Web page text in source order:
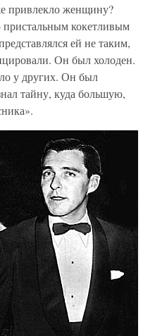
привлекло женщину?
пристальным кокетливым
ей не таким,
Он был холоден.
у других. Он был
тайну, куда большую,